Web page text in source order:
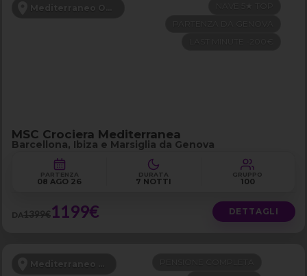
Mediterraneo Occidentale
NAVE 5★ TOP
MSC Crociera Mediterranea
Barcellona, Ibiza e Marsiglia da Genova
PARTENZA
08 AGO 26
DURATA
7 NOTTI
GRUPPO
100
DA1399€1199€ DETTAGLI
Mediterraneo Orientale